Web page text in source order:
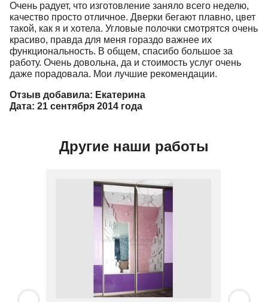
Очень радует, что изготовление заняло всего неделю,
качество просто отличное. Дверки бегают плавно, цвет
такой, как я и хотела. Угловые полочки смотрятся очень
красиво, правда для меня гораздо важнее их
функциональность. В общем, спасибо большое за
работу. Очень довольна, да и стоимость услуг очень
даже порадовала. Мои лучшие рекомендации.
Отзыв добавила: Екатерина
Дата: 21 сентября 2014 года
Другие наши работы